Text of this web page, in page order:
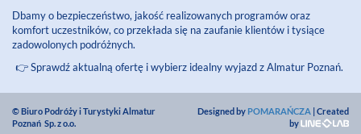
Dbamy o bezpieczeństwo, jakość realizowanych programów oraz
komfort uczestników, co przekłada się na zaufanie klientów i tysiące
zadowolonych podróżnych.
👉 Sprawdź aktualną ofertę i wybierz idealny wyjazd z Almatur Poznań.
© Biuro Podróży i Turystyki Almatur
Poznań Sp. z o.o.
Designed by POMARAŃCZA | Created
by